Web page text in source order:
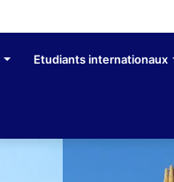
Etudiants internationaux